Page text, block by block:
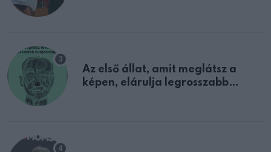
Az első állat, amit meglátsz a
képen, elárulja legrosszabb